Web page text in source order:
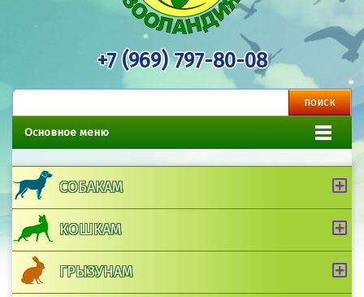
+7 (969) 797-80-08
Основное меню
СОБАКАМ
КОШКАМ
ГРЫЗУНАМ